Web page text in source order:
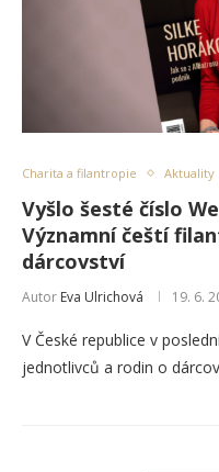
Charita a filantropie Aktuality
Vyšlo šesté číslo
Významní čeští
dárcovství
Autor Eva Ulrichová 19. 6.
V České republice v
jednotlivců a rodin o